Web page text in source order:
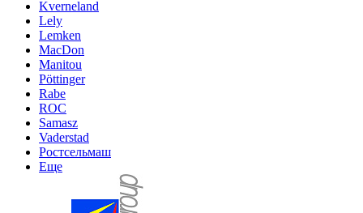
Kverneland
Lely
Lemken
MacDon
Manitou
Pöttinger
Rabe
ROC
Samasz
Vaderstad
Ростсельмаш
Еще